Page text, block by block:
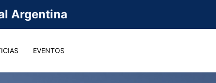
Argentina
EVENTOS